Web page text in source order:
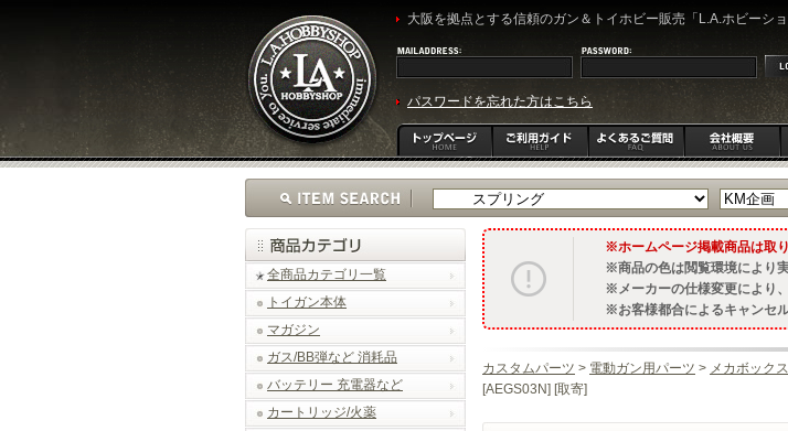
大阪を拠点とする信頼のガン＆トイホビー販売「L.A.ホビーショ
パスワードを忘れた方はこちら
全商品カテゴリ一覧
トイガン本体
マガジン
ガス/BB弾など 消耗品
バッテリー 充電器など
カートリッジ/火薬
ホームページ掲載商品は取
商品の色は閲覧環境により
メーカーの仕様変更により
お客様都合によるキャンセ
カスタムパーツ > 電動ガン用パーツ > メカボック
[AEGS03N] [取寄]